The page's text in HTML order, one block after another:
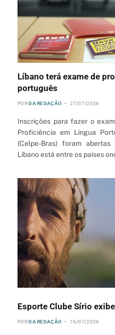
Líbano terá exame de
português
POR DA REDAÇÃO 27/07/2026
Inscrições para fazer o
Proficiência em Língua
(Celpe-Bras) foram
Líbano está entre os países
Esporte Clube Sírio
POR DA REDAÇÃO 16/07/2026